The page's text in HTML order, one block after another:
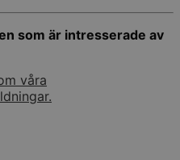
som är intresserade av
våra